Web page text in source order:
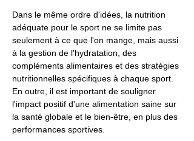
Dans le même ordre d'idées, la nutrition
adéquate pour le sport ne se limite pas
seulement à ce que l'on mange, mais aussi
à la gestion de l'hydratation, des
compléments alimentaires et des stratégies
nutritionnelles spécifiques à chaque sport.
En outre, il est important de souligner
l'impact positif d'une alimentation saine sur
la santé globale et le bien-être, en plus des
performances sportives.